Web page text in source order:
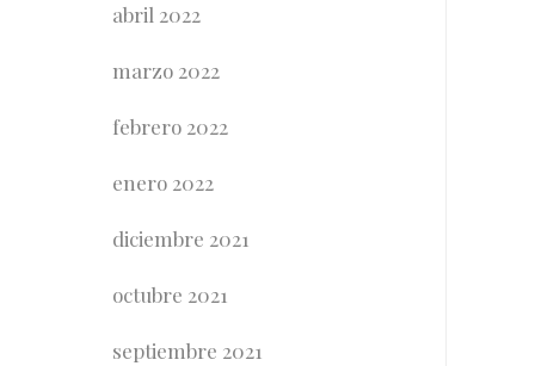
abril 2022
marzo 2022
febrero 2022
enero 2022
diciembre 2021
octubre 2021
septiembre 2021